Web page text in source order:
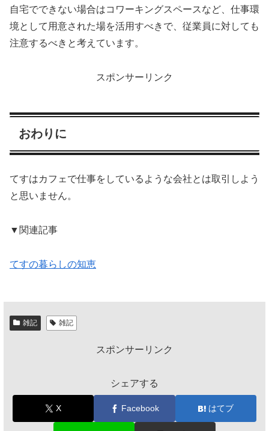
自宅でできない場合はコワーキングスペースなど、仕事環
境として用意された場を活用すべきで、従業員に対しても
注意するべきと考えています。
スポンサーリンク
おわりに
てすはカフェで仕事をしているような会社とは取引しよう
と思いません。
▼関連記事
てすの暮らしの知恵
雑記 雑記
スポンサーリンク
シェアする
X Facebook はてブ